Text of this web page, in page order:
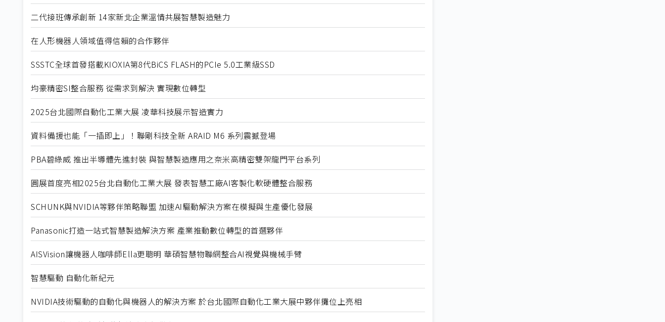
二代接班傳承創新 14家新北企業溫情共展智慧製造魅力
在人形機器人領域值得信賴的合作夥伴
SSSTC全球首發搭載KIOXIA第8代BiCS FLASH的PCIe 5.0工業級SSD
均豪精密SI整合服務 從需求到解決 實現數位轉型
2025台北國際自動化工業大展 凌華科技展示智造實力
資料備援也能「一插即上」！聯剛科技全新 ARAID M6 系列震撼登場
PBA碧綠威 推出半導體先進封裝 與智慧製造應用之奈米高精密雙架龍門平台系列
圓展首度亮相2025台北自動化工業大展 發表智慧工廠AI客製化軟硬體整合服務
SCHUNK與NVIDIA等夥伴策略聯盟 加速AI驅動解決方案在模擬與生產優化發展
Panasonic打造一站式智慧製造解決方案 產業推動數位轉型的首選夥伴
AISVision讓機器人咖啡師Ella更聰明 華碩智慧物聯網整合AI視覺與機械手臂
智慧驅動 自動化新紀元
NVIDIA技術驅動的自動化與機器人的解決方案 於台北國際自動化工業大展中夥伴攤位上亮相